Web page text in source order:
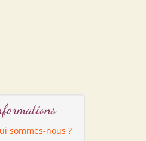
sommes-nous ?